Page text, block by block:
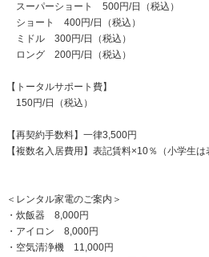
スーパーショート 500円/日（税込）
ショート 400円/日（税込）
ミドル 300円/日（税込）
ロング 200円/日（税込）
【トータルサポート費】
150円/日（税込）
【再契約手数料】一律3,500円
【複数名入居費用】表記賃料×10％（小学生は
＜レンタル家電のご案内＞
・炊飯器 8,000円
・アイロン 8,000円
・空気清浄機 11,000円